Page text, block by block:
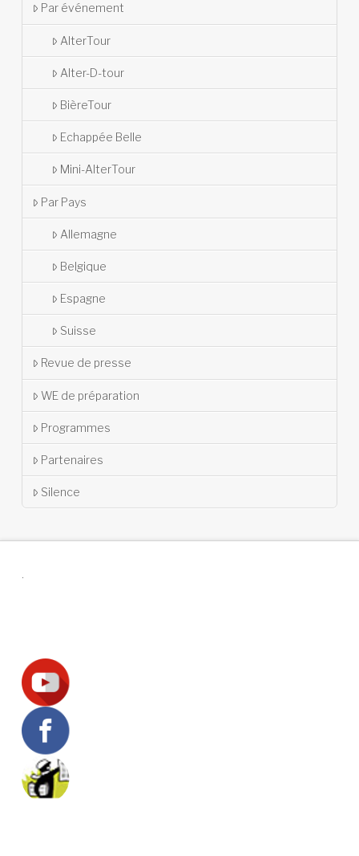
Par événement
AlterTour
Alter-D-tour
BièreTour
Echappée Belle
Mini-AlterTour
Par Pays
Allemagne
Belgique
Espagne
Suisse
Revue de presse
WE de préparation
Programmes
Partenaires
Silence
.